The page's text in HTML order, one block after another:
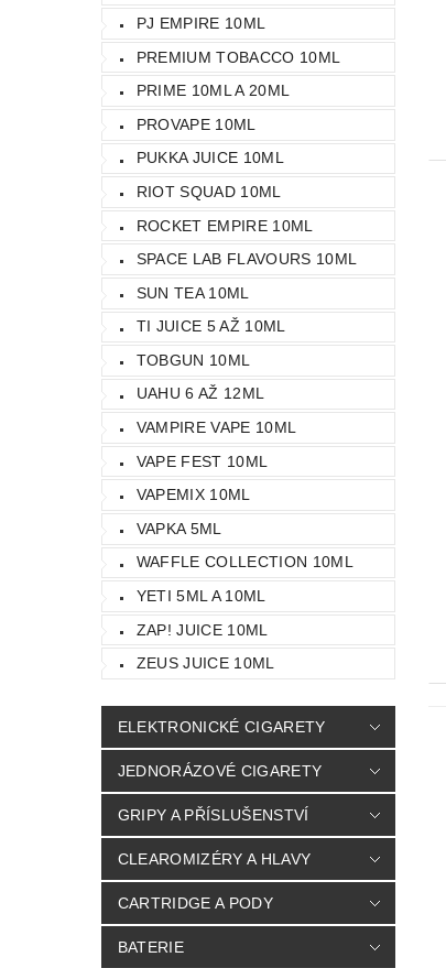
PJ EMPIRE 10ML
PREMIUM TOBACCO 10ML
PRIME 10ML A 20ML
PROVAPE 10ML
PUKKA JUICE 10ML
RIOT SQUAD 10ML
ROCKET EMPIRE 10ML
SPACE LAB FLAVOURS 10ML
SUN TEA 10ML
TI JUICE 5 AŽ 10ML
TOBGUN 10ML
UAHU 6 AŽ 12ML
VAMPIRE VAPE 10ML
VAPE FEST 10ML
VAPEMIX 10ML
VAPKA 5ML
WAFFLE COLLECTION 10ML
YETI 5ML A 10ML
ZAP! JUICE 10ML
ZEUS JUICE 10ML
ELEKTRONICKÉ CIGARETY
JEDNORÁZOVÉ CIGARETY
GRIPY A PŘÍSLUŠENSTVÍ
CLEAROMIZÉRY A HLAVY
CARTRIDGE A PODY
BATERIE